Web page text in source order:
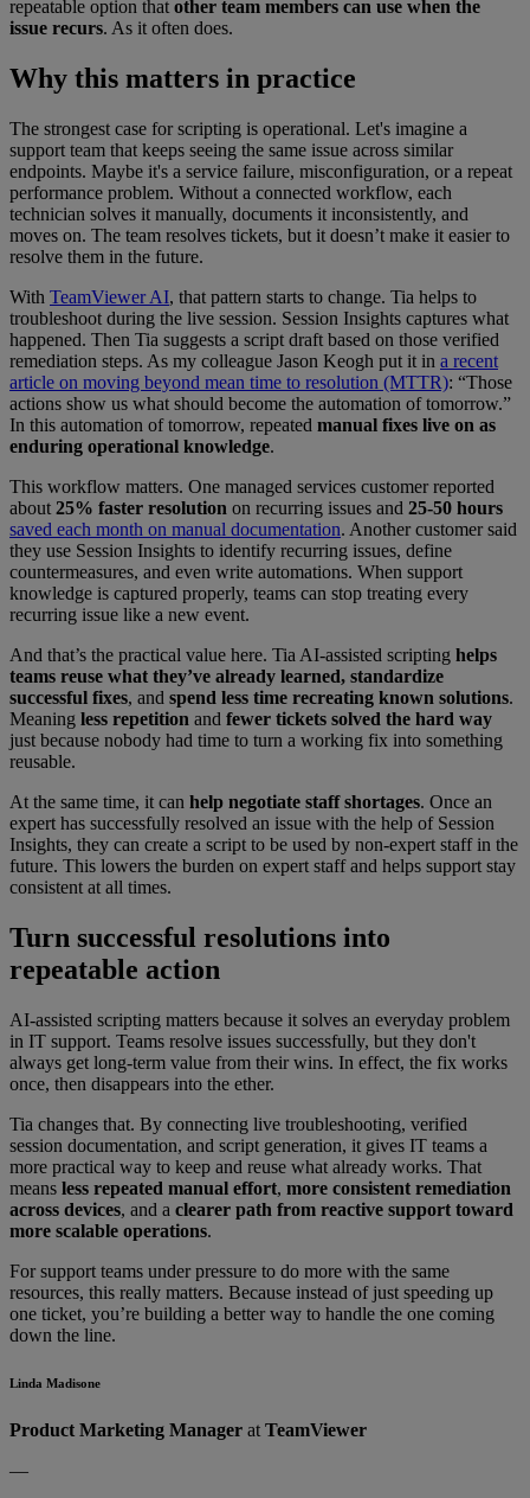
repeatable option that other team members can use when the
issue recurs. As it often does.
Why this matters in practice
The strongest case for scripting is operational. Let's imagine a
support team that keeps seeing the same issue across similar
endpoints. Maybe it's a service failure, misconfiguration, or a repeat
performance problem. Without a connected workflow, each
technician solves it manually, documents it inconsistently, and
moves on. The team resolves tickets, but it doesn’t make it easier to
resolve them in the future.
With TeamViewer AI, that pattern starts to change. Tia helps to
troubleshoot during the live session. Session Insights captures what
happened. Then Tia suggests a script draft based on those verified
remediation steps. As my colleague Jason Keogh put it in a recent
article on moving beyond mean time to resolution (MTTR): “Those
actions show us what should become the automation of tomorrow.”
In this automation of tomorrow, repeated manual fixes live on as
enduring operational knowledge.
This workflow matters. One managed services customer reported
about 25% faster resolution on recurring issues and 25-50 hours
saved each month on manual documentation. Another customer said
they use Session Insights to identify recurring issues, define
countermeasures, and even write automations. When support
knowledge is captured properly, teams can stop treating every
recurring issue like a new event.
And that’s the practical value here. Tia AI-assisted scripting helps
teams reuse what they’ve already learned, standardize
successful fixes, and spend less time recreating known solutions.
Meaning less repetition and fewer tickets solved the hard way
just because nobody had time to turn a working fix into something
reusable.
At the same time, it can help negotiate staff shortages. Once an
expert has successfully resolved an issue with the help of Session
Insights, they can create a script to be used by non-expert staff in the
future. This lowers the burden on expert staff and helps support stay
consistent at all times.
Turn successful resolutions into
repeatable action
AI-assisted scripting matters because it solves an everyday problem
in IT support. Teams resolve issues successfully, but they don't
always get long-term value from their wins. In effect, the fix works
once, then disappears into the ether.
Tia changes that. By connecting live troubleshooting, verified
session documentation, and script generation, it gives IT teams a
more practical way to keep and reuse what already works. That
means less repeated manual effort, more consistent remediation
across devices, and a clearer path from reactive support toward
more scalable operations.
For support teams under pressure to do more with the same
resources, this really matters. Because instead of just speeding up
one ticket, you’re building a better way to handle the one coming
down the line.
Linda Madisone
Product Marketing Manager at TeamViewer
—